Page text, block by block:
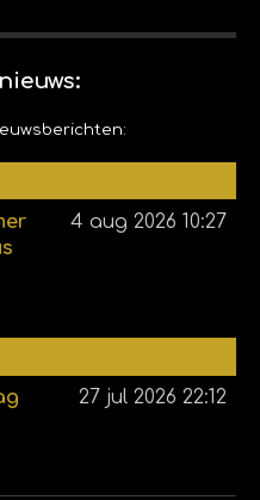
4 aug 2026 10:27
27 jul 2026 22:12